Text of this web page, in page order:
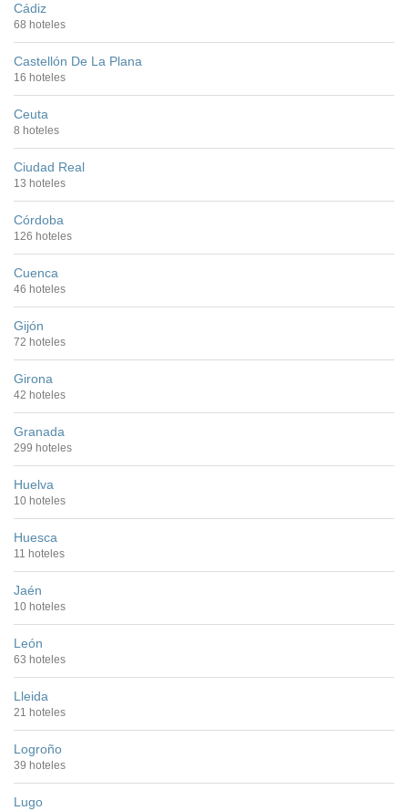
Cádiz
68 hoteles
Castellón De La Plana
16 hoteles
Ceuta
8 hoteles
Ciudad Real
13 hoteles
Córdoba
126 hoteles
Cuenca
46 hoteles
Gijón
72 hoteles
Girona
42 hoteles
Granada
299 hoteles
Huelva
10 hoteles
Huesca
11 hoteles
Jaén
10 hoteles
León
63 hoteles
Lleida
21 hoteles
Logroño
39 hoteles
Lugo